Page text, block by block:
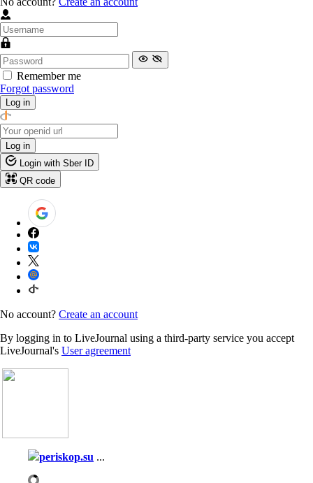
Remember me
Forgot password
Log in
Log in
Login with Sber ID
QR code
No account? Create an account
By logging in to LiveJournal using a third-party service you accept
LiveJournal's User agreement
periskop.su ...